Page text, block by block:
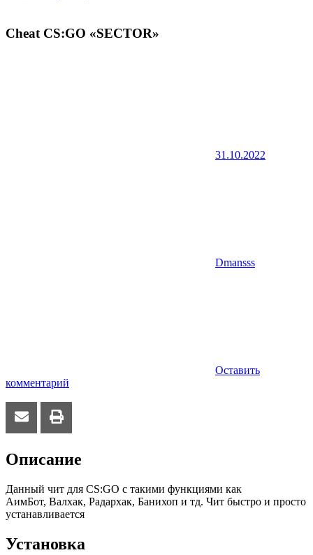
Cheat CS:GO «SECTOR»
31.10.2022
Dmansss
Оставить
комментарий
Описание
Данный чит для CS:GO с такими функциями как
АимБот, Валхак, Радархак, Банихоп и тд. Чит быстро и просто
устанавливается
Установка